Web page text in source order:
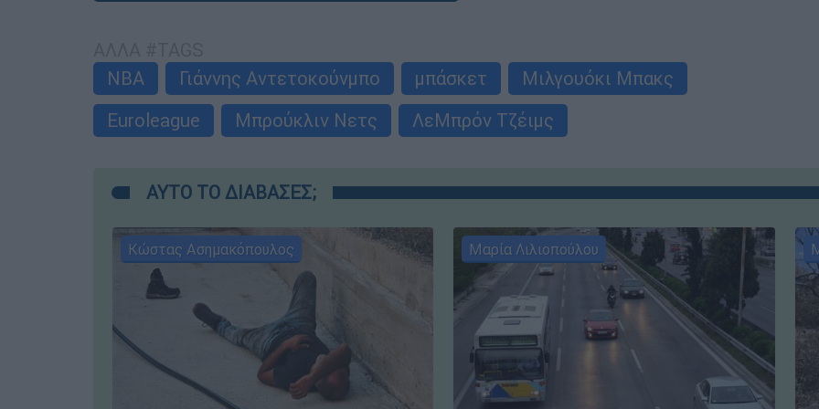
NBA
Γιάννης Αντετοκούνμπο μπάσκετ
Μιλγουόκι Μπακς
Euroleague
Μπρούκλιν Νετς ΛεΜπρόν Τζέιμς
ΑΥΤΟ ΤΟ ΔΙΑΒΑΣΕΣ;
Κώστας Ασημακόπουλος Μαρία Λιλιοπούλου